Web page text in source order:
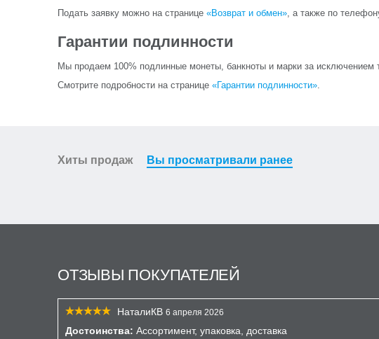
Подать заявку можно на странице «Возврат и обмен», а также по
Гарантии подлинности
Мы продаем 100% подлинные монеты, банкноты и марки за исключением
Смотрите подробности на странице «Гарантии подлинности».
Хиты продаж Вы просматривали ранее
ОТЗЫВЫ ПОКУПАТЕЛЕЙ
НаталиКВ 6 апреля 2026
Достоинства: Ассортимент, упаковка, доставка